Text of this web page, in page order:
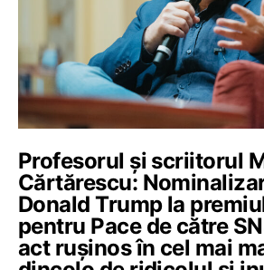
Profesorul și scriitorul
Cărtărescu:
Donald Trump la
pentru Pace de către
act rușinos în cel mai